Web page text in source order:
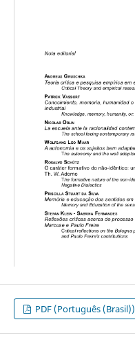
PDF (Português (Brasil))